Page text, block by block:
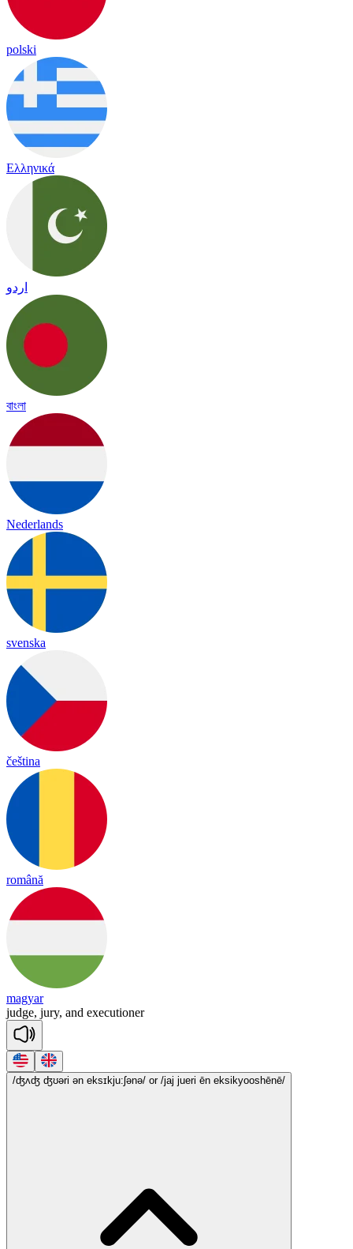
polski
Ελληνικά
اردو
বাংলা
Nederlands
svenska
čeština
română
magyar
judge, jury, and executioner
/ʤʌʤ ʤʊəri ən eksɪkju:ʃənə/ or /jaj jueri ēn eksikyooshēnē/